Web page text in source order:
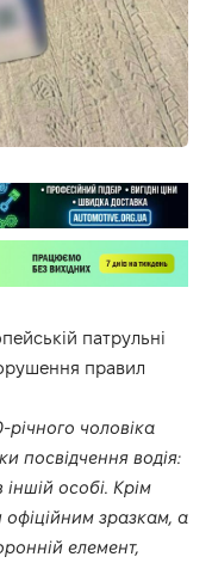
патрульні
правил
річного чоловіка
посвідчення водія:
особі. Крім
офіційним зразкам, а
елемент,